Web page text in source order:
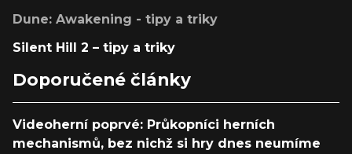
Dune: Awakening - tipy a triky
Silent Hill 2 – tipy a triky
Doporučené články
Videoherní poprvé: Průkopníci herních
mechanismů, bez nichž si hry dnes neumíme